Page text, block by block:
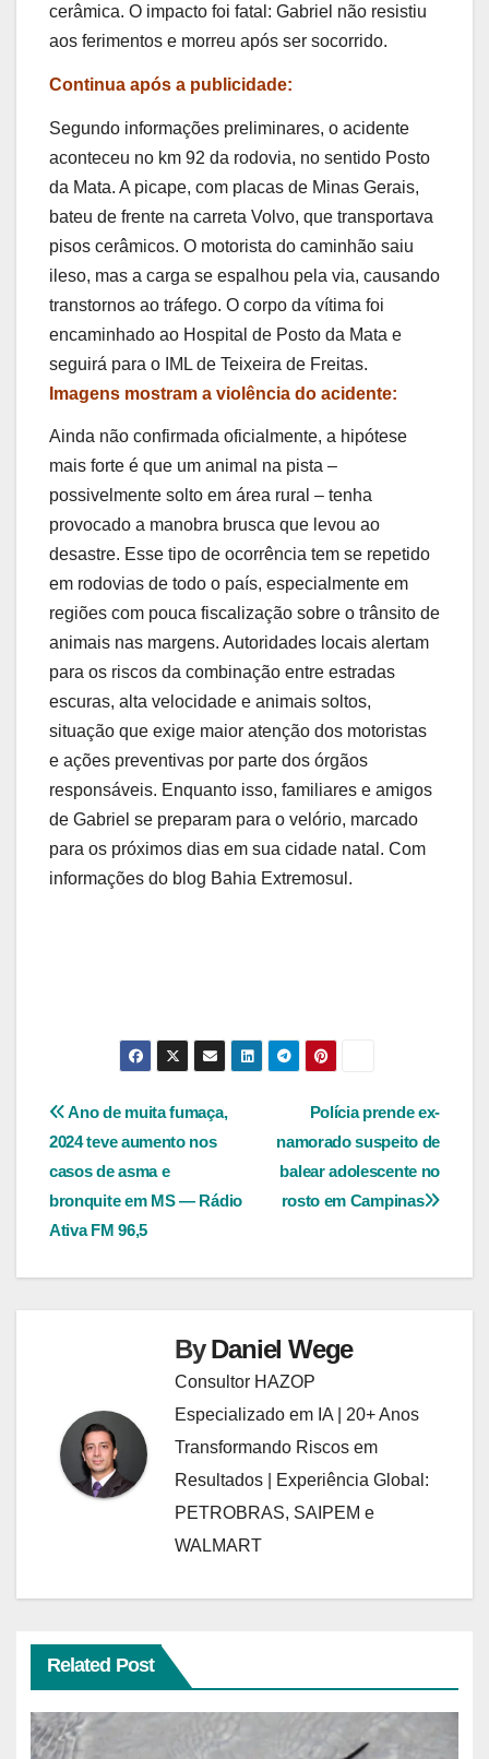
cerâmica. O impacto foi fatal: Gabriel não resistiu
aos ferimentos e morreu após ser socorrido.
Continua após a publicidade:
Segundo informações preliminares, o acidente
aconteceu no km 92 da rodovia, no sentido Posto
da Mata. A picape, com placas de Minas Gerais,
bateu de frente na carreta Volvo, que transportava
pisos cerâmicos. O motorista do caminhão saiu
ileso, mas a carga se espalhou pela via, causando
transtornos ao tráfego. O corpo da vítima foi
encaminhado ao Hospital de Posto da Mata e
seguirá para o IML de Teixeira de Freitas.
Imagens mostram a violência do acidente:
Ainda não confirmada oficialmente, a hipótese
mais forte é que um animal na pista –
possivelmente solto em área rural – tenha
provocado a manobra brusca que levou ao
desastre. Esse tipo de ocorrência tem se repetido
em rodovias de todo o país, especialmente em
regiões com pouca fiscalização sobre o trânsito de
animais nas margens. Autoridades locais alertam
para os riscos da combinação entre estradas
escuras, alta velocidade e animais soltos,
situação que exige maior atenção dos motoristas
e ações preventivas por parte dos órgãos
responsáveis. Enquanto isso, familiares e amigos
de Gabriel se preparam para o velório, marcado
para os próximos dias em sua cidade natal. Com
informações do blog Bahia Extremosul.
Navegação
de
Post
Polícia prende ex-
namorado suspeito de
balear adolescente no
rosto em Campinas
Ano de muita fumaça,
2024 teve aumento nos
casos de asma e
bronquite em MS — Rádio
Ativa FM 96,5
ByDaniel Wege
Consultor HAZOP
Especializado em IA | 20+ Anos
Transformando Riscos em
Resultados | Experiência Global:
PETROBRAS, SAIPEM e
WALMART
Related Post